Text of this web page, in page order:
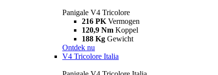
Panigale V4 Tricolore
216 PK Vermogen
120,9 Nm Koppel
188 Kg Gewicht
Ontdek nu
V4 Tricolore Italia